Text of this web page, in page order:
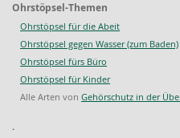
Ohrstöpsel-Themen
Ohrstöpsel für die Abeit
Ohrstöpsel gegen Wasser (zum Baden)
Ohrstöpsel fürs Büro
Ohrstöpsel für Kinder
Alle Arten von Gehörschutz in der
.